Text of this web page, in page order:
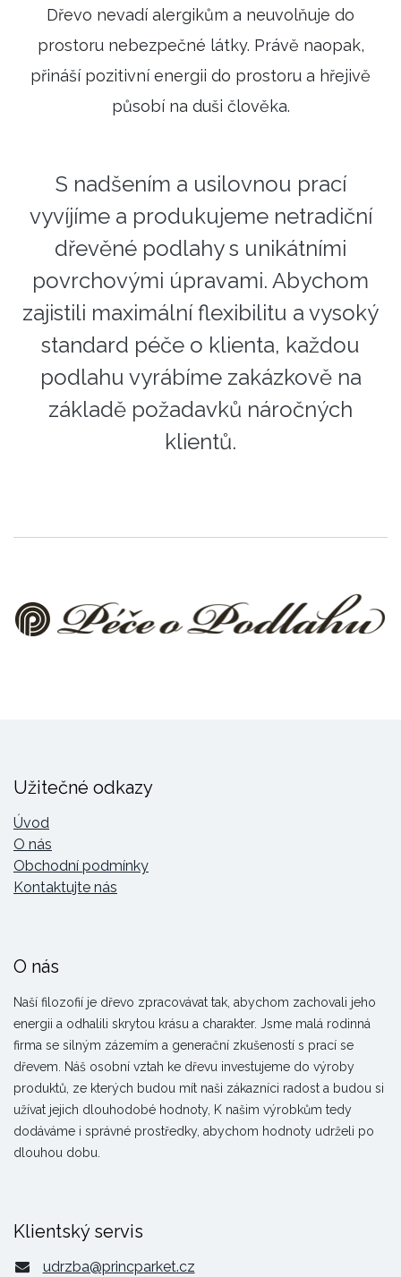
Dřevo nevadí alergikům a neuvolňuje do
prostoru nebezpečné látky. Právě naopak,
přináší pozitivní energii do prostoru a hřejivě
působí na duši člověka.
S nadšením a usilovnou prací
vyvíjíme a produkujeme netradiční
dřevěné podlahy s unikátními
povrchovými úpravami. Abychom
zajistili maximální flexibilitu a vysoký
standard péče o klienta, každou
podlahu vyrábíme zakázkově na
základě požadavků náročných
klientů.
Užitečné odkazy
Úvod
O nás
Obchodní podmínky
Kontaktujte nás
O nás
Naší filozofií je dřevo zpracovávat tak, abychom zachovali jeho
energii a odhalili skrytou krásu a charakter. Jsme malá rodinná
firma se silným zázemím a generační zkušeností s prací se
dřevem. Náš osobní vztah ke dřevu investujeme do výroby
produktů, ze kterých budou mít naši zákazníci radost a budou si
užívat jejich dlouhodobé hodnoty, K našim výrobkům tedy
dodáváme i správné prostředky, abychom hodnoty udrželi po
dlouhou dobu.
Klientský servis
udrzba@princparket.cz